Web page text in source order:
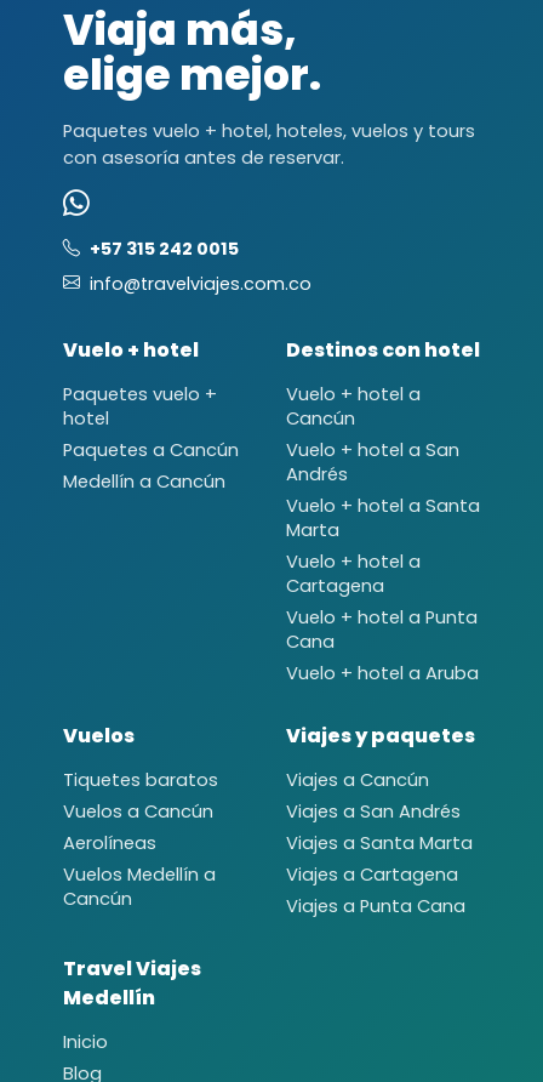
Viaja más,
elige mejor.
Paquetes vuelo + hotel, hoteles, vuelos y tours
con asesoría antes de reservar.
+57 315 242 0015
info@travelviajes.com.co
Vuelo + hotel
Paquetes vuelo +
hotel
Paquetes a Cancún
Medellín a Cancún
Destinos con hotel
Vuelo + hotel a
Cancún
Vuelo + hotel a San
Andrés
Vuelo + hotel a Santa
Marta
Vuelo + hotel a
Cartagena
Vuelo + hotel a Punta
Cana
Vuelo + hotel a Aruba
Vuelos
Tiquetes baratos
Vuelos a Cancún
Aerolíneas
Vuelos Medellín a
Cancún
Viajes y paquetes
Viajes a Cancún
Viajes a San Andrés
Viajes a Santa Marta
Viajes a Cartagena
Viajes a Punta Cana
Travel Viajes
Medellín
Inicio
Blog